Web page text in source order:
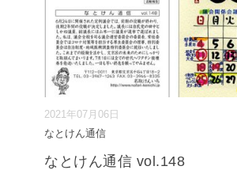
2021年07月06日
なとけん通信
なとけん通信 vol.148